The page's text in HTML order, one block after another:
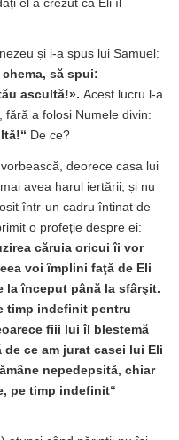
el a crezut că Eli îl
și i-a spus lui Samuel:
să spui:
ascultă!». Acest lucru l-a
a folosi Numele divin:
De ce?
deorece casa lui
avea harul iertării, și nu
într-un cadru întinat de
o profeție despre ei:
căruia oricui îi vor
voi împlini faţă de Eli
la început până la sfârşit.
timp indefinit pentru
fiii lui îl blestemă
de ce am jurat casei lui Eli
nepedepsită, chiar
pe timp indefinit“